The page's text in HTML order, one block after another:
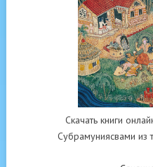
Скачать книги
Субрамуниясвами из